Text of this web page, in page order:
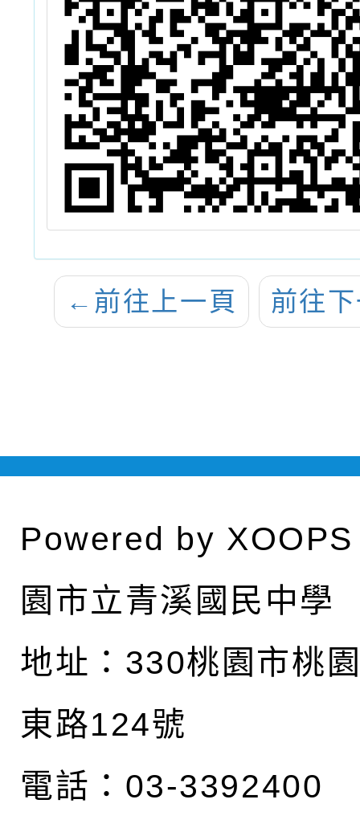
← 前往上一頁 前往
Powered by XOOPS
園市立青溪國民中學
地址： 330桃園市桃
東路124號
電話：03-3392400